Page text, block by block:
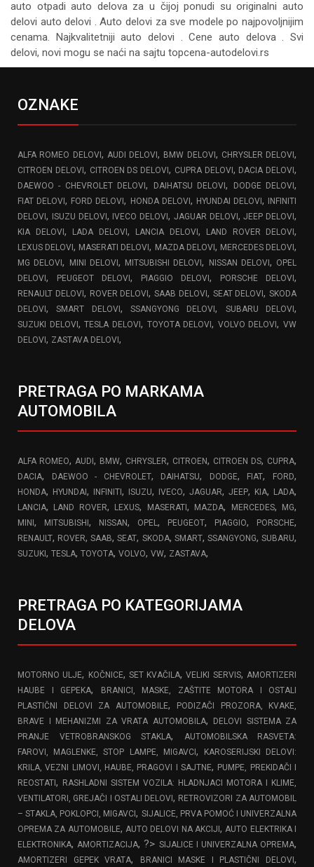
auto otpadi auto delova za u čijoj ponudi su originalni auto
delovi auto delovi . Auto delovi za sve modele po najpovoljnijim
cenama. Najkvalitetniji auto delovi . Cene auto delova . Svi
delovi, novi mogu se naći na sajtu topcena-autodelovi.rs
OZNAKE
ALFA ROMEO DELOVI , AUDI DELOVI , BMW DELOVI , CHRYSLER DELOVI ,
CITROEN DELOVI , CITROEN DS DELOVI , CUPRA DELOVI , DACIA DELOVI ,
DAEWOO - CHEVROLET DELOVI, DAIHATSU DELOVI, DODGE DELOVI,
FIAT DELOVI, FORD DELOVI, HONDA DELOVI , HYUNDAI DELOVI ,
INFINITI
DELOVI , ISUZU DELOVI , IVECO DELOVI , JAGUAR DELOVI ,JEEP DELOVI ,
KIA DELOVI , LADA DELOVI , LANCIA DELOVI , LAND ROVER DELOVI ,
LEXUS DELOVI, MASERATI DELOVI, MAZDA DELOVI , MERCEDES DELOVI,
MG DELOVI, MINI DELOVI , MITSUBISHI DELOVI, NISSAN DELOVI , OPEL
DELOVI , PEUGEOT DELOVI , PIAGGIO DELOVI , PORSCHE DELOVI ,
RENAULT DELOVI , ROVER DELOVI, SAAB DELOVI , SEAT DELOVI, SKODA
DELOVI ,SMART DELOVI ,SSANGYONG DELOVI, SUBARU DELOVI,
SUZUKI DELOVI ,TESLA DELOVI , TOYOTA DELOVI, VOLVO DELOVI, VW
DELOVI , ZASTAVA DELOVI ,
PRETRAGA PO MARKAMA
AUTOMOBILA
ALFA ROMEO, AUDI , BMW, CHRYSLER, CITROEN, CITROEN DS, CUPRA,
DACIA, DAEWOO - CHEVROLET, DAIHATSU, DODGE, FIAT, FORD,
HONDA, HYUNDAI , INFINITI , ISUZU, IVECO, JAGUAR, JEEP, KIA, LADA,
LANCIA, LAND ROVER, LEXUS, MASERATI , MAZDA, MERCEDES, MG,
MINI , MITSUBISHI , NISSAN, OPEL, PEUGEOT, PIAGGIO, PORSCHE,
RENAULT, ROVER,SAAB,SEAT, SKODA, SMART, SSANGYONG,SUBARU,
SUZUKI , TESLA, TOYOTA, VOLVO, VW, ZASTAVA,
PRETRAGA PO KATEGORIJAMA
DELOVA
MOTORNO ULJE, KOČNICE, SET KVAČILA,VELIKI SERVIS,AMORTIZERI
HAUBE I GEPEKA,
BRANICI, MASKE, ZAŠTITE MOTORA I OSTALI
PLASTIČNI DELOVI ZA AUTOMOBILE,
PODIZAČI PROZORA, KVAKE,
BRAVE I MEHANIZMI ZA VRATA AUTOMOBILA,
DELOVI SISTEMA ZA
PRANJE VETROBRANSKOG STAKLA,
AUTOMOBILSKA RASVETA:
FAROVI, MAGLENKE, STOP LAMPE, MIGAVCI ,
KAROSERIJSKI DELOVI:
KRILA, VEZNI LIMOVI, HAUBE, PRAGOVI I SAJTNE, PUMPE, PREKIDAČI I
REOSTATI ,
RASHLADNI SISTEM VOZILA: HLADNJACI MOTORA I KLIME,
VENTILATORI, GREJAČI I OSTALI DELOVI, RETROVIZORI ZA AUTOMOBIL
– STAKLA, POKLOPCI, MIGAVCI, SIJALICE, PRVA POMOĆ I UNIVERZALNA
OPREMA ZA AUTOMOBILE,AUTO DELOVI NA AKCIJI,AUTO ELEKTRIKA I
ELEKTRONIKA,AMORTIZACIJA, ?> SIJALICE I UNIVERZALNA OPREMA,
AMORTIZERI GEPEK VRATA, BRANICI MASKE I PLASTIČNI DELOVI,